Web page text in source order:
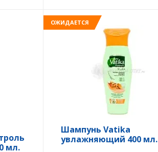
мл.
ОЖИДАЕТСЯ
Шампунь Vatika
увлажняющий 400 мл.